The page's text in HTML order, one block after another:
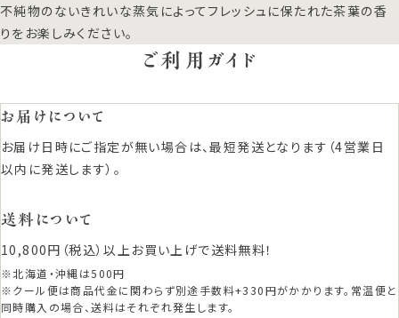
不純物のないきれいな蒸気によってフレッシュに保たれた茶葉の香
りをお楽しみください。
ご利用ガイド
お届けについて
お届け日時にご指定が無い場合は、最短発送となります（4営業日
以内に発送します）。
送料について
10,800円（税込）以上お買い上げで送料無料！
※北海道・沖縄は500円
※クール便は商品代金に関わらず別途手数料+330円がかかります。常温便と
同時購入の場合、送料はそれぞれ発生します。